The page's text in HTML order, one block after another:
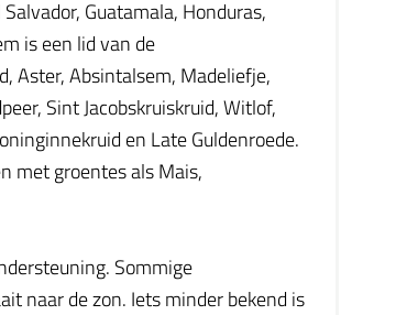
Guatamala, Honduras,
is een lid van de
Aster, Absintalsem, Madeliefje,
Sint Jacobskruiskruid, Witlof,
en Late Guldenroede.
met groentes als Mais,
Sommige
naar de zon. Iets minder bekend is